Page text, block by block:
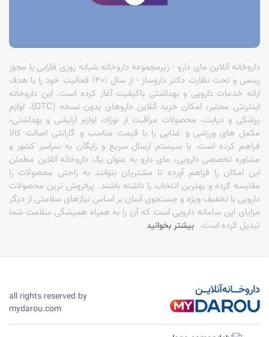
داروخانه آنلاین مای دارو - زیرمجموعه داروخانه شبانه روزی فارابی با مجوز
رسمی و تحت نظارت دکتر داروساز - از سال 1401 فعالیت خود را با هدف
ارائه خدمات دارویی و بهداشتی باکیفیت آغاز کرده است. این داروخانه
اینترنتی معتبر، امکان خرید آنلاین داروهای بدون نسخه (OTC)، لوازم
پزشکی و دیابت، محصولات مراقبت از نوزاد، لوازم آرایشی و بهداشتی،
مکمل های ورزشی و غذایی را با قیمت مناسب و گارانتی اصالت کالا
فراهم کرده است. با سیستم ارسال سریع و رایگان به سراسر کشور و
مشاوره تخصصی دارویی، مای دارو به عنوان یک داروخانه آنلاین مطمئن
این امکان را فراهم آورده تا مشتریان بتوانند به راحتی محصولات را
مقایسه کرده و بهترین انتخاب را داشته باشند. پرفروش ترین محصولات
دارویی با تخفیف ویژه و جستجوی آسان بر اساس نیازهای سلامتی از دیگر
مزایای این سامانه دارویی است که آن را به همراه همیشگی سلامت شما
تبدیل کرده است. بیشتر بخوانید
all rights reserved by
mydarou.com